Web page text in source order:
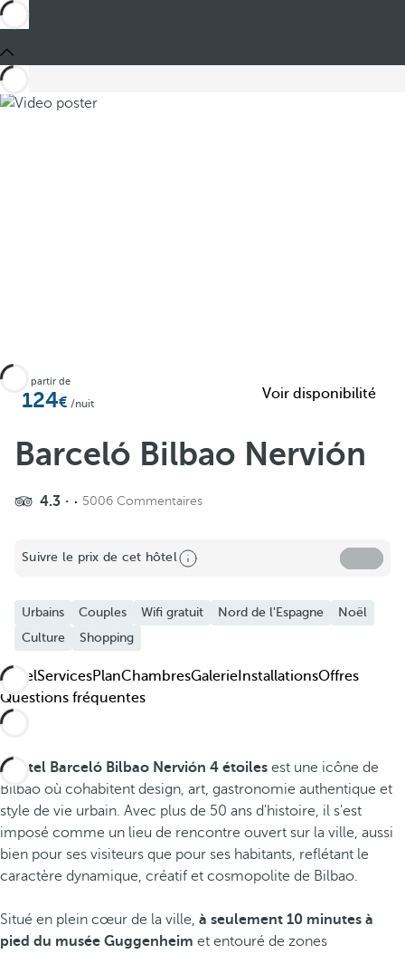
Partager
Ajouter aux favoris
Voir plus de photos et de vidéos
À partir de
124 /nuit
Voir disponibilité
Barceló Bilbao Nervión
4.3 5006 Commentaires
Suivre le prix de cet hôtel
Urbains Couples Wifi gratuit Nord de l'Espagne
Noël
Culture
Shopping
HôtelServicesPlanChambresGalerie InstallationsOffres
Questions fréquentes
L'hôtel Barceló Bilbao Nervión 4 étoiles est une icône de
Bilbao où cohabitent design, art, gastronomie authentique et
style de vie urbain. Avec plus de 50 ans d'histoire, il s'est
imposé comme un lieu de rencontre ouvert sur la ville, aussi
bien pour ses visiteurs que pour ses habitants, reflétant le
caractère dynamique, créatif et cosmopolite de Bilbao.
Situé en plein cœur de la ville, à seulement 10 minutes à
pied du musée Guggenheim et entouré de zones